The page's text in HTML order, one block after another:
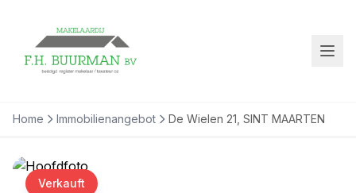
Home Immobilienangebot De Wielen 21, SINT MAARTEN
Verkauft